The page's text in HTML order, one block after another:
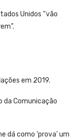
Unidos “vão
em 2019.
da Comunicação
dá como ‘prova’ um